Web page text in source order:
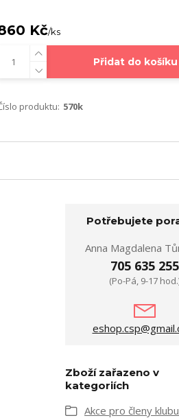
Kč/ks
Přidat do košíku
produktu: 570k
Potřebujete
Anna Magdalena
705 635 255
(Po-Pá, 9-17
Zboží zařazeno v
kategoriích
Akce pro členy